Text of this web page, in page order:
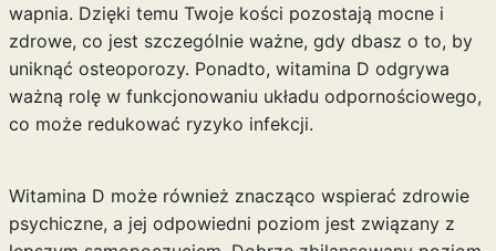
wapnia. Dzięki temu Twoje kości pozostają mocne i
zdrowe, co jest szczególnie ważne, gdy dbasz o to, by
uniknąć osteoporozy. Ponadto, witamina D odgrywa
ważną rolę w funkcjonowaniu układu odpornościowego,
co może redukować ryzyko infekcji.
Witamina D może również znacząco wspierać zdrowie
psychiczne, a jej odpowiedni poziom jest związany z